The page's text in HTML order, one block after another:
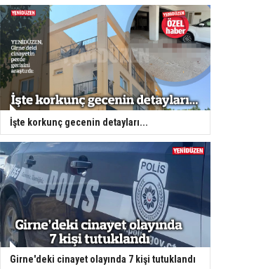
İşte korkunç gecenin detayları...
Girne'deki cinayet olayında 7 kişi tutuklandı